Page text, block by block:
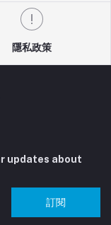
隱私政策
updates about
訂閱